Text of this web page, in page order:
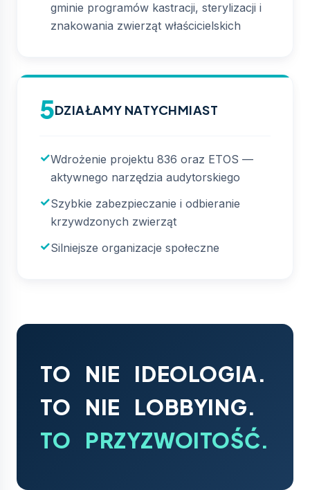
gminie programów kastracji, sterylizacji i
znakowania zwierząt właścicielskich
5DZIAŁAMY NATYCHMIAST
Wdrożenie projektu 836 oraz ETOS —
aktywnego narzędzia audytorskiego
Szybkie zabezpieczanie i odbieranie
krzywdzonych zwierząt
Silniejsze organizacje społeczne
TO NIE IDEOLOGIA.
TO NIE LOBBYING.
TO PRZYZWOITOŚĆ.